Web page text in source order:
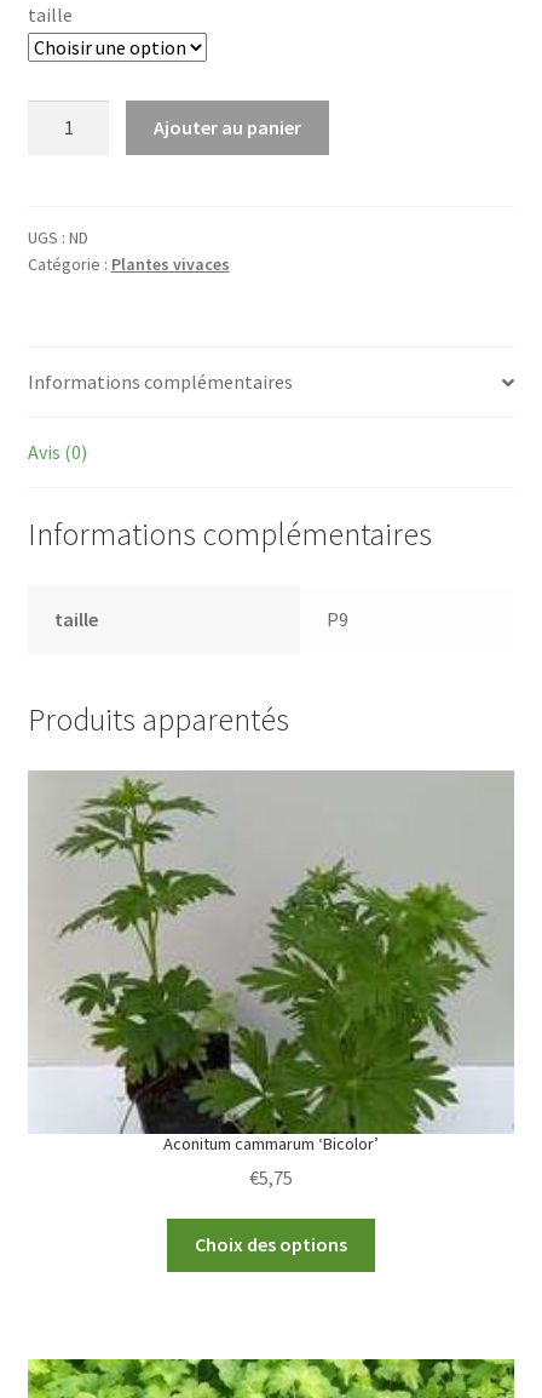
taille
'Splendens
Perfecta'
Ajouter au panier
UGS : ND
Catégorie : Plantes vivaces
Informations complémentaires
Avis (0)
Informations complémentaires
taille P9
Produits apparentés
Aconitum cammarum ‘Bicolor’
€5,75
Choix des options
The